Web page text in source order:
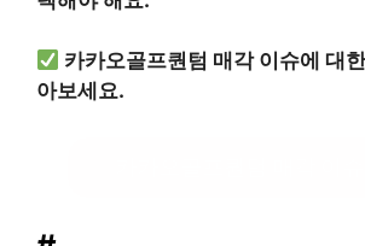
카카오골프퀀텀 매각 이슈에 대
아보세요.